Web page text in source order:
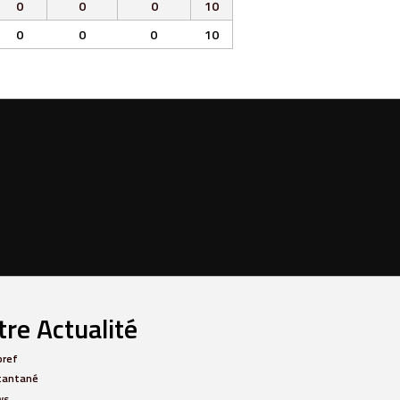
0 0 0
10
0 0 0 10
Actualité